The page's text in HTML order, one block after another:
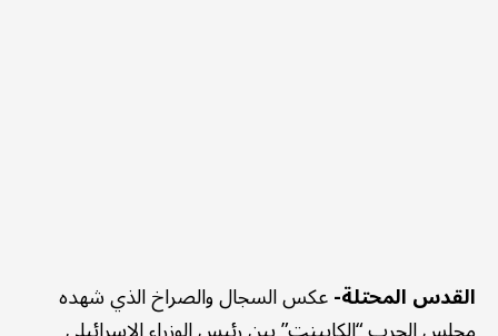
القدس المحتلة-عكس السجال والصراخ الذي شهده